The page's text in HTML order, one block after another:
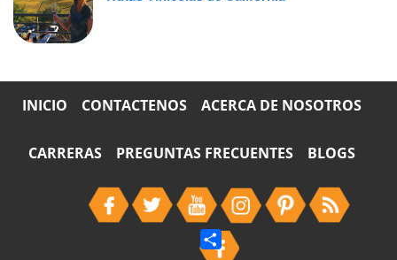
INICIO CONTACTENOS ACERCA DE NOSOTROS
CARRERAS PREGUNTAS FRECUENTES BLOGS
Share